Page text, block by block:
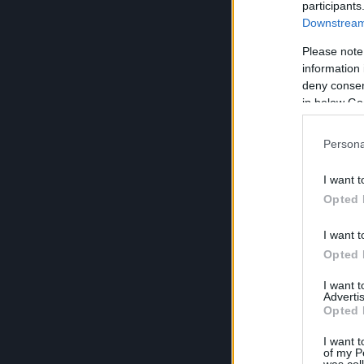
Please
information
deny
in below
I want
Opted
I want
Opted
I want
Opted
I want
of my